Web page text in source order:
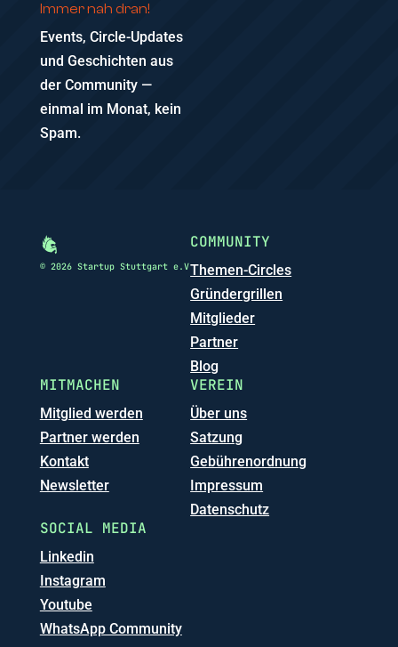
Immer nah dran!
Events, Circle-Updates
und Geschichten aus
der Community —
einmal im Monat, kein
Spam.
© 2026 Startup Stuttgart e.V
COMMUNITY
Themen-Circles
Gründergrillen
Mitglieder
Partner
Blog
MITMACHEN
Mitglied werden
Partner werden
Kontakt
Newsletter
VEREIN
Über uns
Satzung
Gebührenordnung
Impressum
Datenschutz
SOCIAL MEDIA
Linkedin
Instagram
Youtube
WhatsApp Community